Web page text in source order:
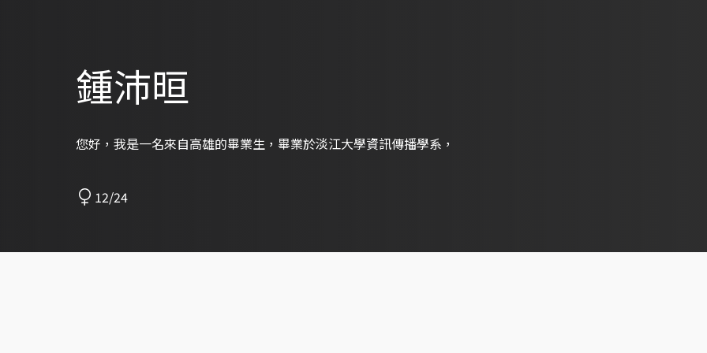
鍾沛晅
您好，我是一名來自高雄的畢業生，畢業於淡江大學資訊傳播學系，
12/24